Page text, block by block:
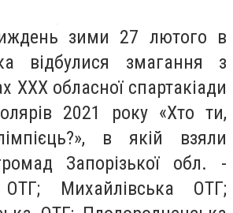
зими 27 лютого в
відбулися змагання з
XXX обласної спартакіади
2021 року «Хто ти,
в якій взяли
Запорізької обл. -
ОТГ; Михайлівська ОТГ;